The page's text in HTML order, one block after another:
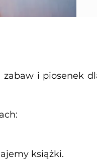
zabaw i piosenek
książki.